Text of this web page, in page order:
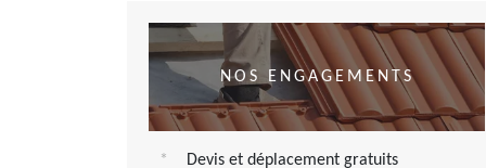
NOS ENGAGEMENTS
Devis et déplacement gratuits